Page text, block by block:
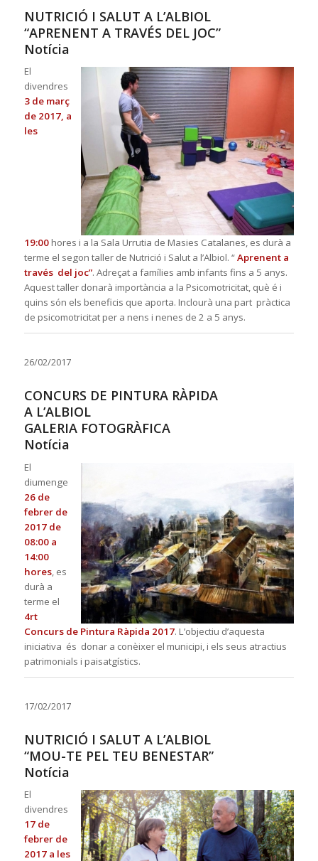
NUTRICIÓ I SALUT A L’ALBIOL
“APRENENT A TRAVÉS DEL JOC”
Notícia
El
divendres
3 de març
de 2017, a
les
19:00hores i a la Sala Urrutia de Masies Catalanes, es durà a
terme el segon taller de Nutrició i Salut a l’Albiol. “Aprenent a
través del joc”. Adreçat a famílies amb infants fins a 5 anys.
Aquest taller donarà importància a la Psicomotricitat, què é i
quins són els beneficis que aporta. Inclourà una part pràctica
de psicomotricitat per a nens i nenes de 2 a 5 anys.
26/02/2017
CONCURS DE PINTURA RÀPIDA
A L’ALBIOL
GALERIA FOTOGRÀFICA
Notícia
El
diumenge
26 de
febrer de
2017 de
08:00 a
14:00
hores, es
durà a
terme el
4rt
Concurs de Pintura Ràpida 2017. L’objectiu d’aquesta
iniciativa és donar a conèixer el municipi, i els seus atractius
patrimonials i paisatgístics.
17/02/2017
NUTRICIÓ I SALUT A L’ALBIOL
“MOU-TE PEL TEU BENESTAR”
Notícia
El
divendres
17 de
febrer de
2017 a les